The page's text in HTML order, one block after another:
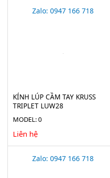
Zalo: 0947 166 718
KÍNH LÚP CẦM TAY KRUSS
TRIPLET LUW28
MODEL: 0
Liên hệ
Zalo: 0947 166 718